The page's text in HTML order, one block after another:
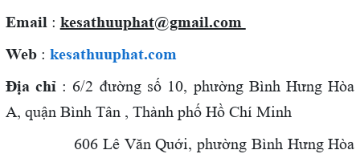
Email : kesathuuphat@gmail.com
Web : kesathuuphat.com
Địa chỉ : 6/2 đường số 10, phường Bình Hưng Hòa
A, quận Bình Tân , Thành phố Hồ Chí Minh
606 Lê Văn Quới, phường Bình Hưng Hòa